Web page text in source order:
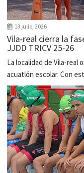
13 julio, 2026
Vila-real cierra la
JJDD TRICV 25-26
La localidad de Vila-real
acuatlón escolar. Con